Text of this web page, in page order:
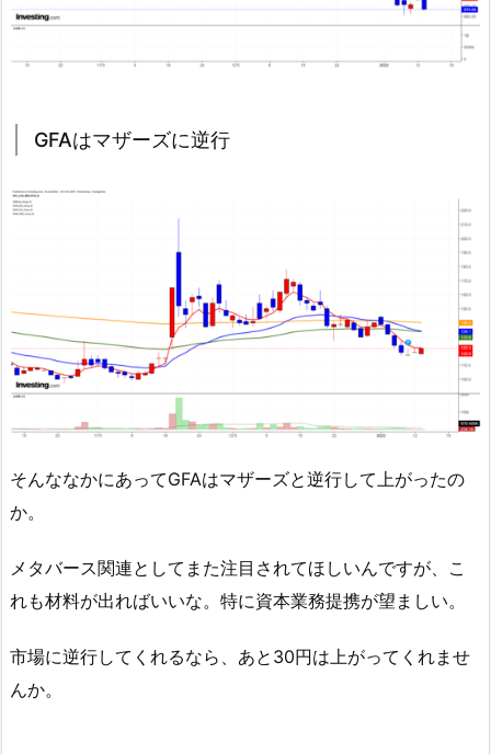
GFAはマザーズに逆行
そんななかにあってGFAはマザーズと逆行して上がったの
か。
メタバース関連としてまた注目されてほしいんですが、こ
れも材料が出ればいいな。特に資本業務提携が望ましい。
市場に逆行してくれるなら、あと30円は上がってくれませ
んか。